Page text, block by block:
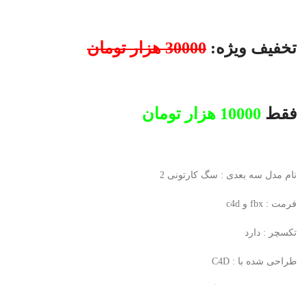
تخفیف ویژه: 30000 هزار تومان
فقط 10000 هزار تومان
نام مدل سه بعدی : سگ کارتونی 2
فرمت : fbx و c4d
تکسچر : دارد
طراحی شده با : C4D